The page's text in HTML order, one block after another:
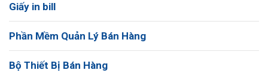
Giấy in bill
Phần Mềm Quản Lý Bán Hàng
Bộ Thiết Bị Bán Hàng